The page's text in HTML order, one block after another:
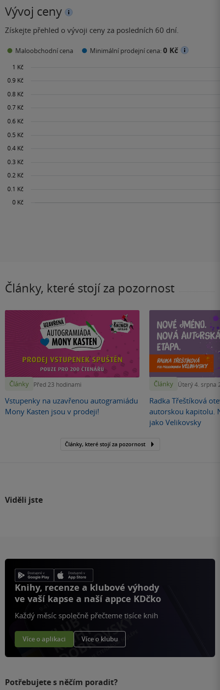
Vývoj ceny
Získejte přehled o vývoji ceny za posledních 60 dní.
Maloobchodní cena Minimální prodejní cena:0 Kč
Články, které stojí za pozornost
Články Před 23 hodinami
Vstupenky na uzavřenou autogramiádu
Mony Kasten jsou v prodeji!
Články Úterý 4. srpna
Radka Třeštíková
autorskou kapitolu.
jako Velikovsky
Články, které stojí za pozornost
Viděli jste
Knihy, recenze a klubové výhody
ve vaší kapse a naší appce KDčko
Každý měsíc společně přečteme tisíce knih
Více o aplikaci Více o klubu
Potřebujete s něčím poradit?